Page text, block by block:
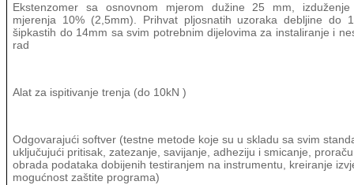
Ekstenzomer sa osnovnom mjerom dužine 25 mm, izduženje
mjerenja 10% (2,5mm). Prihvat pljosnatih uzoraka debljine do
šipkastih do 14mm sa svim potrebnim dijelovima za instaliranje i
rad
Alat za ispitivanje trenja (do 10kN )
Odgovarajući softver (testne metode koje su u skladu sa svim
uključujući pritisak, zatezanje, savijanje, adheziju i smicanje,
obrada podataka dobijenih testiranjem na instrumentu, kreiranje
mogućnost zaštite programa)